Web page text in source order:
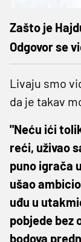
Zašto je
Odgovor se
Livaju smo
da je takav
"Neću ići
reći, uživao
puno igrača
ušao
uđu u
pobjede bez
bodova